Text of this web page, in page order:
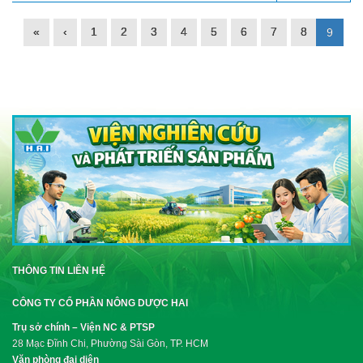
« ‹ 1 2 3 4 5 6 7 8 9
THÔNG TIN LIÊN HỆ
CÔNG TY CỔ PHẦN NÔNG DƯỢC HAI
Trụ sở chính – Viện NC & PTSP
28 Mạc Đĩnh Chi, Phường Sài Gòn, TP. HCM
Văn phòng đại diện